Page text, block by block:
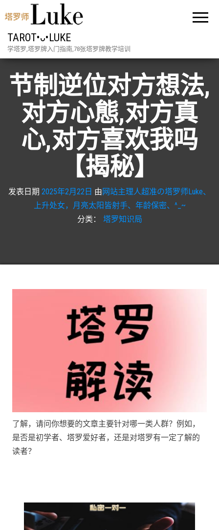
TAROT•ᴗ•LUKE
学塔罗,塔罗牌入门指南,78张塔罗牌教学培训
节制逆位对方想法,
对方心態,对方真
心,对方喜欢我吗
【揭秘】
发表日期 2025年2月22日 由网站主理人超准の塔罗师Luke、
上升处女，月亮太阳皆射手、年龄保密、^_~
分类：
塔罗知识局
了解，请问你想要的文章主要针对哪一类人群？例如，
是否是初学者、塔罗爱好者，还是对塔罗有一定了解的
读者？